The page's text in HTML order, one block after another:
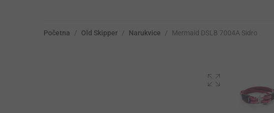
Početna / Old Skipper / Narukvice / Mermaid DSLB 7004A Sidro